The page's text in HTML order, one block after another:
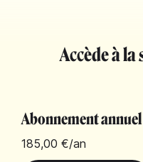
Accède à
Abonnement annuel
185,00 €/an